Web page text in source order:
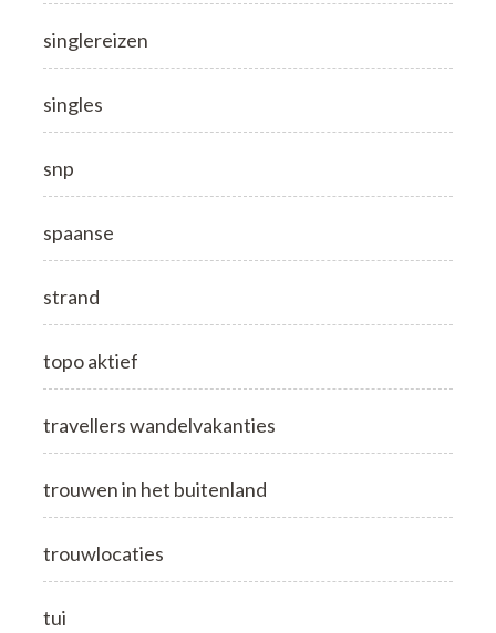
singlereizen
singles
snp
spaanse
strand
topo aktief
travellers wandelvakanties
trouwen in het buitenland
trouwlocaties
tui